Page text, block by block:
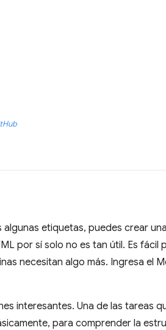
etiquetas, puedes crear
por sí solo no es tan útil. Es fácil
necesitan algo más. Ingresa el
interesantes. Una de las tareas
para comprender la